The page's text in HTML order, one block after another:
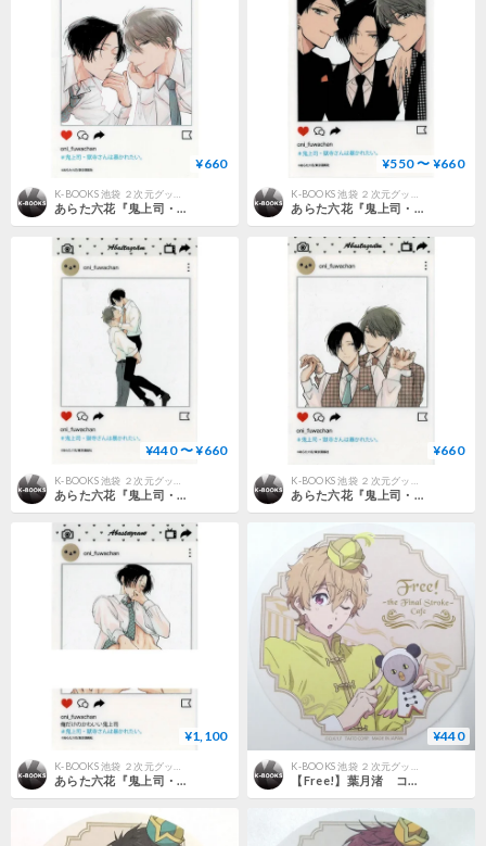
¥660
K-BOOKS 池袋 ２次元グッズ通販
あらた六花『鬼上司・獄寺さんは暴かれたい。』× STELLAMAP 『鬼暴Cafe』 SNS風クリアカード【BLグッズ】
¥550 〜 ¥660
K-BOOKS 池袋 ２次元グッズ通販
あらた六花『鬼上司・獄寺さんは暴かれたい。』× STELLAMAP 『鬼暴Cafe』 SNS風クリアカード【BLグッズ】
¥440 〜 ¥660 ¥660
¥1,100
あらた六花『鬼上司・獄寺さんは暴かれたい。』× STELLAMAP 『鬼暴Cafe』 SNS風クリアカード【BLグッズ】
¥440
【Free!】葉月渚 コースター